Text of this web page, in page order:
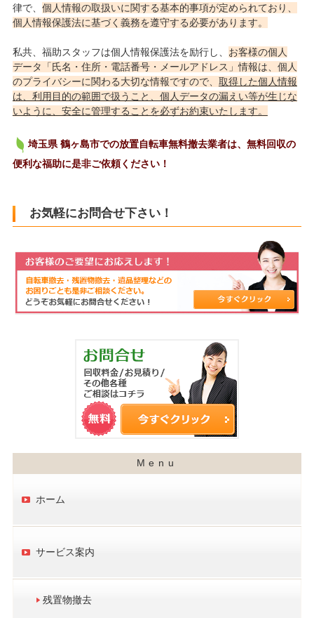
律で、 個人情報の取扱いに関する基本的事項が定められており、
個人情報保護法に基づく義務を遵守する必要があります。
私共、福助スタッフは個人情報保護法を励行し、 お客様の個人
データ「氏名・住所・電話番号・メールアドレス」情報は、個人
のプライバシーに関わる大切な情報ですので、 取得した個人情報
は、利用目的の範囲で扱うこと、個人データの漏えい等が生じな
いように、安全に管理することを必ずお約束いたします。
埼玉県 鶴ヶ島市での放置自転車無料撤去業者は、無料回収の
便利な福助に是非ご依頼ください！
お気軽にお問合せ下さい！
ホーム
サービス案内
残置物撤去